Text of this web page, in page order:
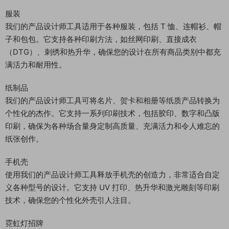
服装
我们的产品设计师工具适用于各种服装，包括 T 恤、连帽衫、帽
子和包包。它支持各种印刷方法，如丝网印刷、直接成衣
（DTG）、刺绣和热升华，确保您的设计在所有商品类别中都充
满活力和耐用性。
纸制品
我们的产品设计师工具可将名片、贺卡和相册等纸质产品转换为
个性化的杰作。它支持一系列印刷技术，包括胶印、数字和凸版
印刷，确保为各种场合量身定制高质量、充满活力和令人难忘的
纸张创作。
手机壳
使用我们的产品设计师工具释放手机壳的创造力，非常适合自定
义各种型号的设计。它支持 UV 打印、热升华和激光雕刻等印刷
技术，确保您的个性化外壳引人注目。
霓虹灯招牌